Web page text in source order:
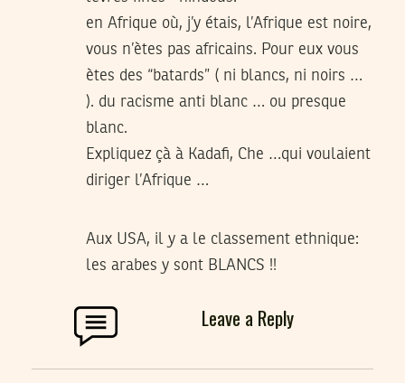
en Afrique où, j’y étais, l’Afrique est noire,
vous n’ètes pas africains. Pour eux vous
ètes des “batards” ( ni blancs, ni noirs …
). du racisme anti blanc … ou presque
blanc.
Expliquez çà à Kadafi, Che …qui voulaient
diriger l’Afrique …
Aux USA, il y a le classement ethnique:
les arabes y sont BLANCS !!
Leave a Reply